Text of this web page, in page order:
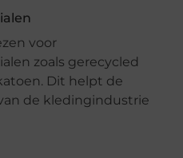
voor
zoals gerecycled
Dit helpt de
de kledingindustrie